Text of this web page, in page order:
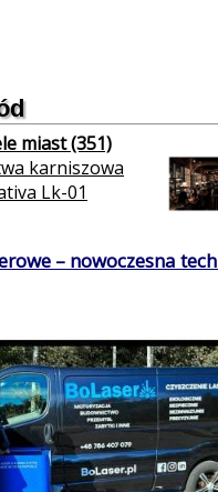
miast (351)
karniszowa
Lk-01
– nowoczesna